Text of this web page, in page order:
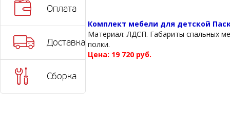
Оплата
Доставка
Сборка
Комплект мебели для детской
Материал: ЛДСП. Габариты спальных
полки.
Цена: 19 720 руб.